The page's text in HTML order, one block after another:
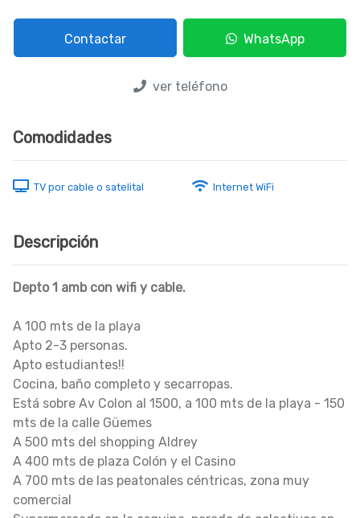
Contactar WhatsApp
ver teléfono
Comodidades
TV por cable o satelital Internet WiFi
Descripción
Depto 1 amb con wifi y cable.
A 100 mts de la playa
Apto 2-3 personas.
Apto estudiantes!!
Cocina, baño completo y secarropas.
Está sobre Av Colon al 1500, a 100 mts de la playa - 150
mts de la calle Güemes
A 500 mts del shopping Aldrey
A 400 mts de plaza Colón y el Casino
A 700 mts de las peatonales céntricas, zona muy
comercial